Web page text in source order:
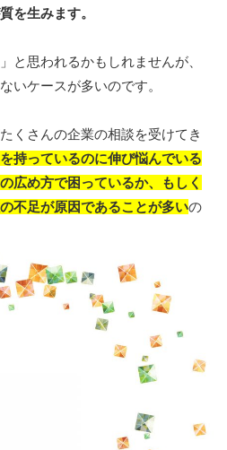
を生みます。
と思われるかもしれませんが、
いケースが多いのです。
くさんの企業の相談を受けてき
持っているのに伸び悩んでいる
広め方で困っているか、もしく
不足が原因であることが多いの